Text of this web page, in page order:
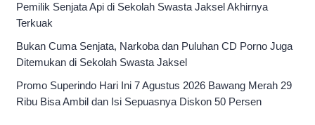
Pemilik Senjata Api di Sekolah Swasta Jaksel Akhirnya
Terkuak
Bukan Cuma Senjata, Narkoba dan Puluhan CD Porno Juga
Ditemukan di Sekolah Swasta Jaksel
Promo Superindo Hari Ini 7 Agustus 2026 Bawang Merah 29
Ribu Bisa Ambil dan Isi Sepuasnya Diskon 50 Persen